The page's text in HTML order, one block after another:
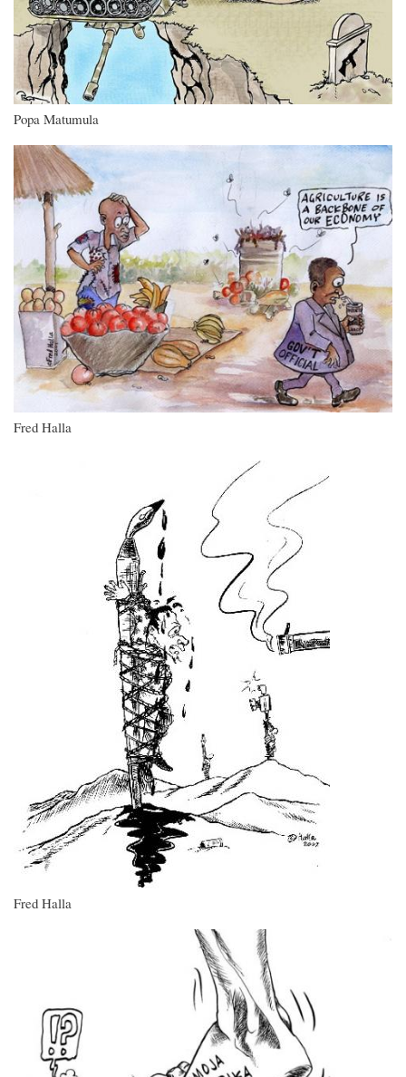
Popa Matumula
Imagen
Fred Halla
Fred Halla